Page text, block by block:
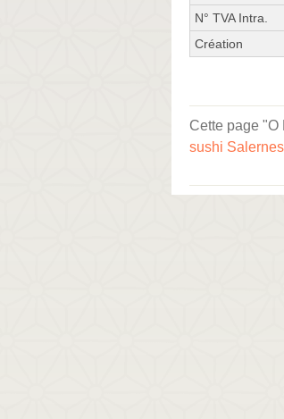
N° TVA Intra.
Création
Cette page
sushi Salernes